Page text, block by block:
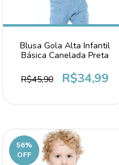
Blusa Gola Alta Infantil
Básica Canelada Preta
R$45,90 R$34,99
56%
OFF